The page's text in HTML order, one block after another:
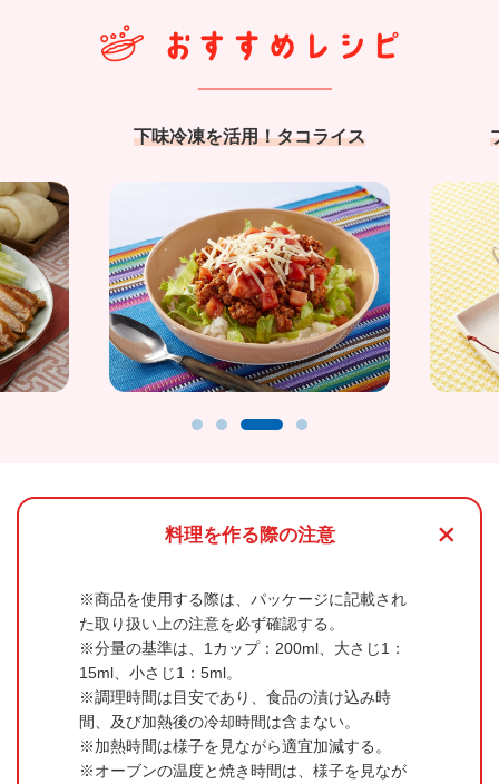
下味冷凍を活用！タコライス
+
料理を作る際の注意
商品を使用する際は、パッケージに記載され
た取り扱い上の注意を必ず確認する。
分量の基準は、1カップ：200ml、大さじ1：
15ml、小さじ1：5ml。
調理時間は目安であり、食品の漬け込み時
間、及び加熱後の冷却時間は含まない。
加熱時間は様子を見ながら適宜加減する。
オーブンの温度と焼き時間は、様子を見なが